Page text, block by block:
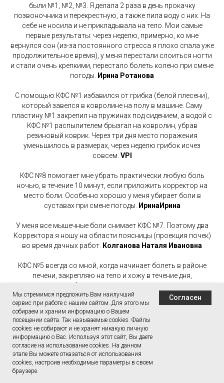
Мы стремимся предложить Вам наилучший
сервис при работе с нашим сайтом. Для этого мы
собираем и храним информацию о Вашем
посещении сайта. Так называемые cookies. Файлы
cookies не собирают и не хранят никакую личную
информацию о Вас. Используя этот сайт, Вы даете
согласие на использование cookies. На данном
этапе Вы можете отказаться от использования
cookies, настроив необходимые параметры в своем
браузере.
Согласен
были №1, №2, №3. Я делала 2 раза в день прокачку
позвоночника и перекрестную, а также пила воду с них. На
себе не носила и не прикладывала на тело. Мои самые
первые результаты: через неделю, примерно, ко мне
вернулся сон (из-за постоянного стресса я плохо спала уже
продолжительное время), у меня перестали слоиться ногти
и стали очень крепкими, перестало болеть колено при смене
погоды.
Ирина Ротанова
С помощью КФС №1 избавился от грибка (белой плесени),
который завелся в ковролине на полу в машине. Саму
пластину №1 закрепил на пружинах под сидением, а водой с
КФС №1 распылителем брызгал на ковролин, убрав
резиновый коврик. Через три дня место поражения
уменьшилось в размерах, через неделю грибок исчез
совсем. VPl
КФС №8 помогает мне убрать практически любую боль
ночью, в течение 10 минут, если приложить корректор на
место боли. Особенно хорошо у меня убирает боли в
суставах при смене погоды.
ИринаИрина
У меня все мышечные боли снимает КФС №7. Поэтому два
Корректора я ношу на области поясницы (проекция почек)
во время дачных работ. Колганова Наталя Ивановна
КФС №5 всегда со мной, когда начинает болеть в районе
печени, закрепляю на тело и хожу в течение дня,
нормализуется работа печени и улучшается самочувствие.
Земфира
Великий человек для меня - Сергей Валентинович Кольцов, с
2011 года пользуюсь его уникальными, неповторимыми,
чудесными КФС - Корректорами функционального
состояния организма. Очень быстро решаются любые
задачи, и на каждого человека реагируют определенные КФС.
Фразы врачей: этого не может быть? что вы делали? часто
звучат у моих пользователей. На днях к соседке приезжала